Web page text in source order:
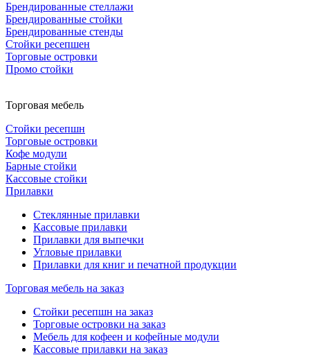
Брендированные стеллажи
Брендированные стойки
Брендированные стенды
Стойки ресепшен
Торговые островки
Промо стойки
Торговая мебель
Стойки ресепшн
Торговые островки
Кофе модули
Барные стойки
Кассовые стойки
Прилавки
Стеклянные прилавки
Кассовые прилавки
Прилавки для выпечки
Угловые прилавки
Прилавки для книг и печатной продукции
Торговая мебель на заказ
Стойки ресепшн на заказ
Торговые островки на заказ
Мебель для кофеен и кофейные модули
Кассовые прилавки на заказ